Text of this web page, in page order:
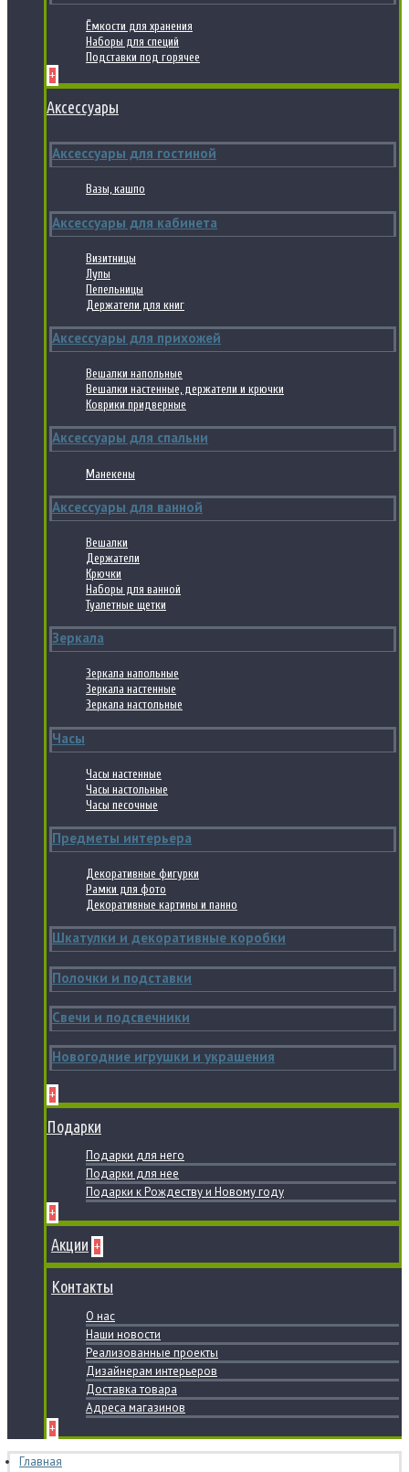
Ёмкости для хранения
Наборы для специй
Подставки под горячее
+
Аксессуары
Аксессуары для гостиной
Вазы, кашпо
Аксессуары для кабинета
Визитницы
Лупы
Пепельницы
Держатели для книг
Аксессуары для прихожей
Вешалки напольные
Вешалки настенные, держатели и крючки
Коврики придверные
Аксессуары для спальни
Манекены
Аксессуары для ванной
Вешалки
Держатели
Крючки
Наборы для ванной
Туалетные щетки
Зеркала
Зеркала напольные
Зеркала настенные
Зеркала настольные
Часы
Часы настенные
Часы настольные
Часы песочные
Предметы интерьера
Декоративные фигурки
Рамки для фото
Декоративные картины и панно
Шкатулки и декоративные коробки
Полочки и подставки
Свечи и подсвечники
Новогодние игрушки и украшения
+
Подарки
Подарки для него
Подарки для нее
Подарки к Рождеству и Новому году
+
Акции +
Контакты
О нас
Наши новости
Реализованные проекты
Дизайнерам интерьеров
Доставка товара
Адреса магазинов
+
Главная